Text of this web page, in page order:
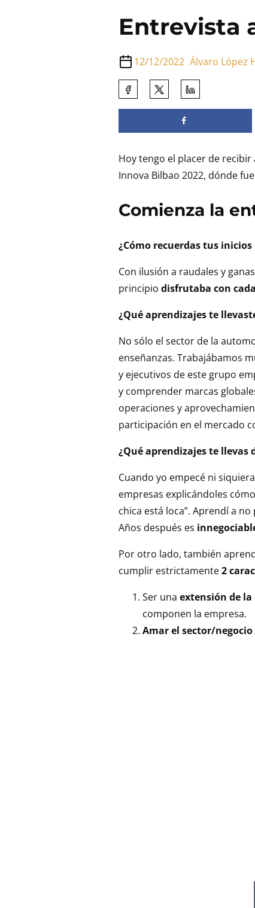
Entrevista
12/12/2022 Álvaro López
Comparte
Hoy tengo el placer de recibir
Innova Bilbao 2022, dónde
Comienza la
¿Cómo recuerdas tus
Con ilusión a raudales y
principio disfrutaba con
¿Qué aprendizajes te
No sólo el sector de la
enseñanzas. Trabajábamos
y ejecutivos de este grupo
y comprender marcas
operaciones y
participación en el mercado
¿Qué aprendizajes te
Cuando yo empecé ni
empresas explicándoles
chica está loca”. Aprendí a
Años después es
Por otro lado, también
cumplir estrictamente2
Ser una extensión de la
componen la empresa.
Amar el sector/negocio